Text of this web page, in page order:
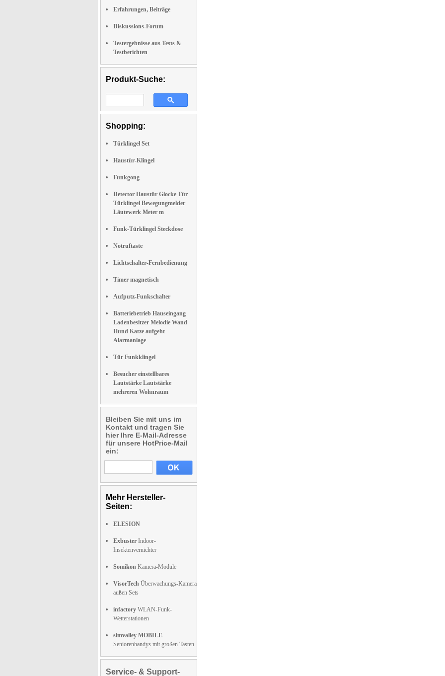
Erfahrungen, Beiträge
Diskussions-Forum
Testergebnisse aus Tests &
Testberichten
Produkt-Suche:
Shopping:
Türklingel Set
Haustür-Klingel
Funkgong
Detector Haustür Glocke Tür
Türklingel Bewegungmelder
Läutewerk Meter m
Funk-Türklingel Steckdose
Notruftaste
Lichtschalter-Fernbedienung
Timer magnetisch
Aufputz-Funkschalter
Batteriebetrieb Hauseingang
Ladenbesitzer Melodie Wand
Hund Katze aufgeht
Alarmanlage
Tür Funkklingel
Besucher einstellbares
Lautstärke Lautstärke
mehreren Wohnraum
Bleiben Sie mit uns im
Kontakt und tragen Sie
hier Ihre E-Mail-Adresse
für unsere HotPrice-Mail
ein:
Mehr Hersteller-
Seiten:
ELESION
Exbuster Indoor-
Insektenvernichter
Somikon Kamera-Module
VisorTech Überwachungs-Kamera
außen Sets
infactory WLAN-Funk-
Wetterstationen
simvalley MOBILE
Seniorenhandys mit großen Tasten
Service- & Support-